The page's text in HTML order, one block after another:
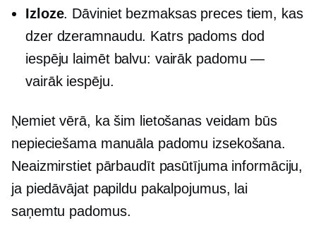
Izloze. Dāviniet bezmaksas preces tiem, kas
dzer dzeramnaudu. Katrs padoms dod
iespēju laimēt balvu: vairāk padomu —
vairāk iespēju.
Ņemiet vērā, ka šim lietošanas veidam būs
nepieciešama manuāla padomu izsekošana.
Neaizmirstiet pārbaudīt pasūtījuma informāciju,
ja piedāvājat papildu pakalpojumus, lai
saņemtu padomus.